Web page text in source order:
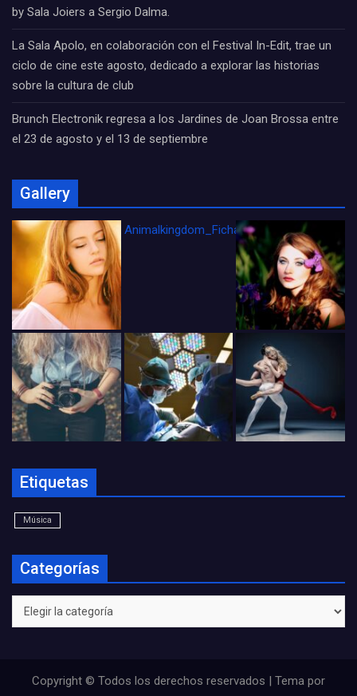
by Sala Joiers a Sergio Dalma.
La Sala Apolo, en colaboración con el Festival In-Edit, trae un
ciclo de cine este agosto, dedicado a explorar las historias
sobre la cultura de club
Brunch Electronik regresa a los Jardines de Joan Brossa entre
el 23 de agosto y el 13 de septiembre
Gallery
Animalkingdom_FichaCine
Etiquetas
Música
Categorías
Categorías
Copyright © Todos los derechos reservados | Tema por